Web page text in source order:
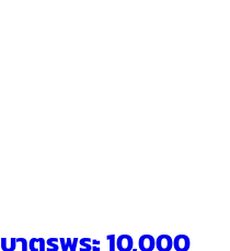
ตรพระ 10,000